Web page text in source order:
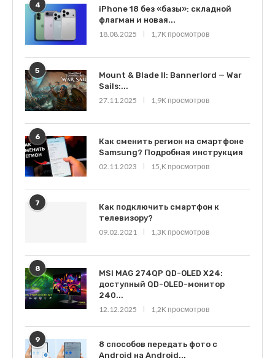
4
iPhone 18 без «базы»: складной
флагман и новая...
18.08.2025
1,7K просмотров
5
Mount & Blade II: Bannerlord — War
Sails:...
27.11.2025
1,9K просмотров
6
Как сменить регион на смартфоне
Samsung? Подробная инструкция
02.11.2023
15,K просмотров
7
Как подключить смартфон к
телевизору?
09.02.2021
1,3K просмотров
8
MSI MAG 274QP QD-OLED X24:
доступный QD-OLED-монитор
240...
12.12.2025
1,2K просмотров
9
8 способов передать фото с
Android на Android...